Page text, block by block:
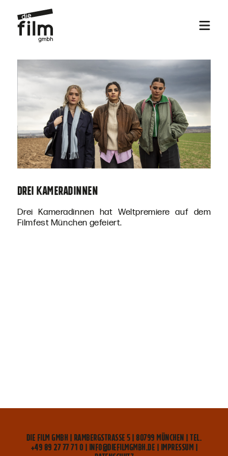
Drei Kameradinnen
Drei Kameradinnen hat Weltpremiere auf dem
Filmfest München gefeiert.
DIE FILM GMBH | RAMBERGSTRASSE 5 | 80799 MÜNCHEN | TEL. +
49 89 27 77 71 0 | INFO@DIEFILMGMBH.DE |
IMPRESSUM